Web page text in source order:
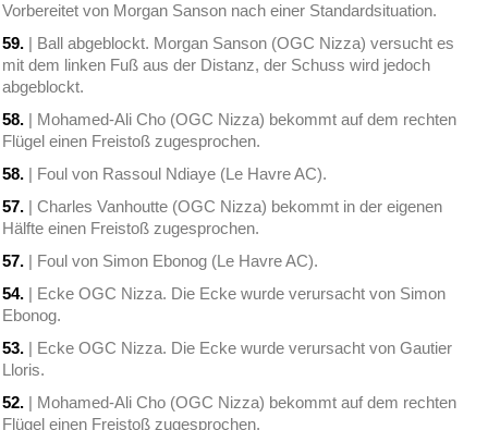
Vorbereitet von Morgan Sanson nach einer Standardsituation.
59. | Ball abgeblockt. Morgan Sanson (OGC Nizza) versucht es
mit dem linken Fuß aus der Distanz, der Schuss wird jedoch
abgeblockt.
58. | Mohamed-Ali Cho (OGC Nizza) bekommt auf dem rechten
Flügel einen Freistoß zugesprochen.
58. | Foul von Rassoul Ndiaye (Le Havre AC).
57. | Charles Vanhoutte (OGC Nizza) bekommt in der eigenen
Hälfte einen Freistoß zugesprochen.
57. | Foul von Simon Ebonog (Le Havre AC).
54. | Ecke OGC Nizza. Die Ecke wurde verursacht von Simon
Ebonog.
53. | Ecke OGC Nizza. Die Ecke wurde verursacht von Gautier
Lloris.
52. | Mohamed-Ali Cho (OGC Nizza) bekommt auf dem rechten
Flügel einen Freistoß zugesprochen.